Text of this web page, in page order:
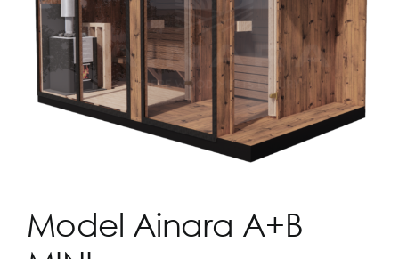
Model Ainara A+B